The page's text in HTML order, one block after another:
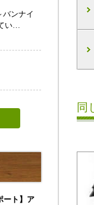
同
ンナイ
い…
ート】ア